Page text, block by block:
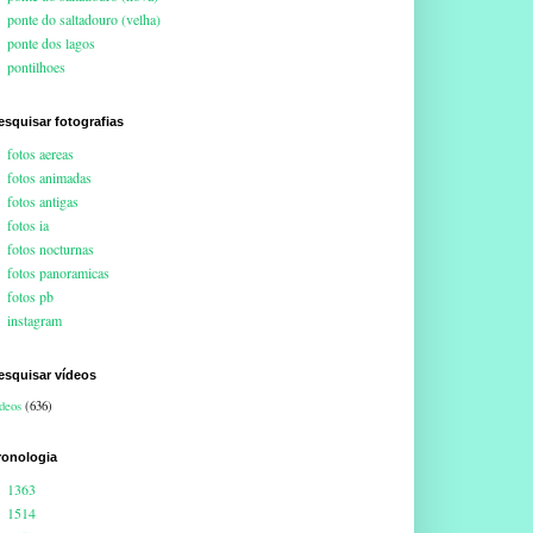
ponte do saltadouro (velha)
ponte dos lagos
pontilhoes
fotografias
fotos aereas
fotos animadas
fotos antigas
fotos ia
fotos nocturnas
fotos panoramicas
fotos pb
instagram
vídeos
(636)
1363
1514